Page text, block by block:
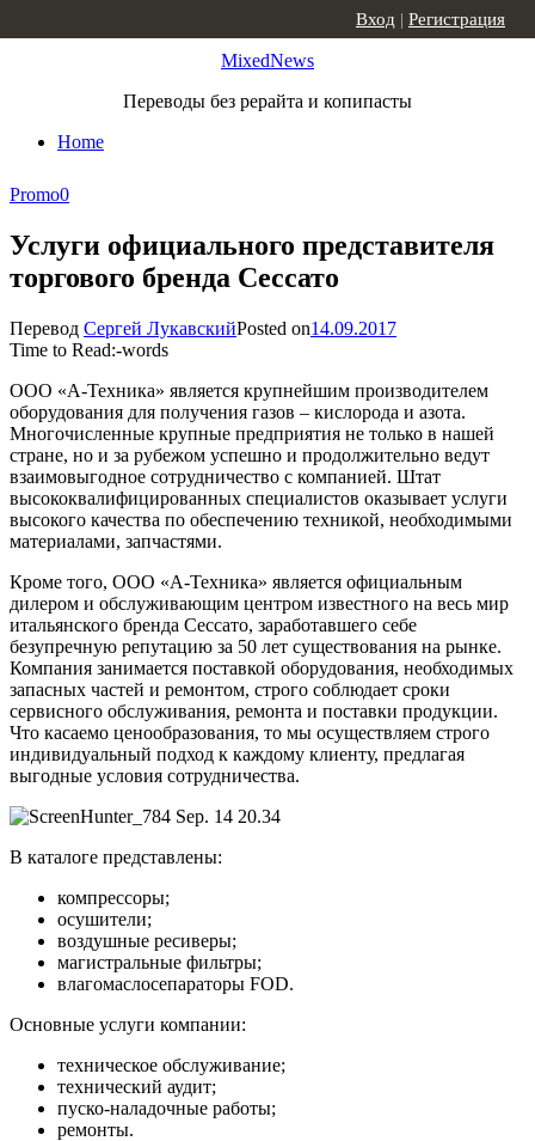
MixedNews
Переводы без рерайта и копипасты
Home
Вход | Регистрация
Promo0
Услуги официального представителя
торгового бренда Сессато
Перевод Сергей ЛукавскийPosted on14.09.2017
Time to Read:-words
ООО «А-Техника» является крупнейшим производителем
оборудования для получения газов – кислорода и азота.
Многочисленные крупные предприятия не только в нашей
стране, но и за рубежом успешно и продолжительно ведут
взаимовыгодное сотрудничество с компанией. Штат
высококвалифицированных специалистов оказывает услуги
высокого качества по обеспечению техникой, необходимыми
материалами, запчастями.
Кроме того, ООО «А-Техника» является официальным
дилером и обслуживающим центром известного на весь мир
итальянского бренда Сессато, заработавшего себе
безупречную репутацию за 50 лет существования на рынке.
Компания занимается поставкой оборудования, необходимых
запасных частей и ремонтом, строго соблюдает сроки
сервисного обслуживания, ремонта и поставки продукции.
Что касаемо ценообразования, то мы осуществляем строго
индивидуальный подход к каждому клиенту, предлагая
выгодные условия сотрудничества.
В каталоге представлены:
компрессоры;
осушители;
воздушные ресиверы;
магистральные фильтры;
влагомаслосепараторы FOD.
Основные услуги компании:
техническое обслуживание;
технический аудит;
пуско-наладочные работы;
ремонты.